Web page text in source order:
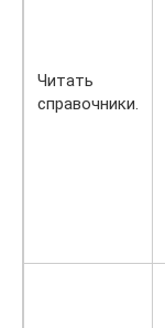
Читать
справочники.